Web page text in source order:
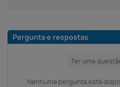
Pergunta e respostas
Nenhuma pergunta está